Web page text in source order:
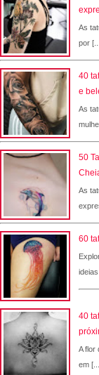
As
por
40
e
As
50
As
60
40
A flor
em